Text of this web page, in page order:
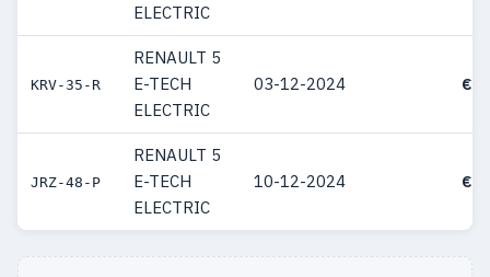
ELECTRIC
KRV-35-R
RENAULT 5
E-TECH
ELECTRIC
03-12-2024 €
JRZ-48-P
RENAULT 5
E-TECH
ELECTRIC
10-12-2024 €